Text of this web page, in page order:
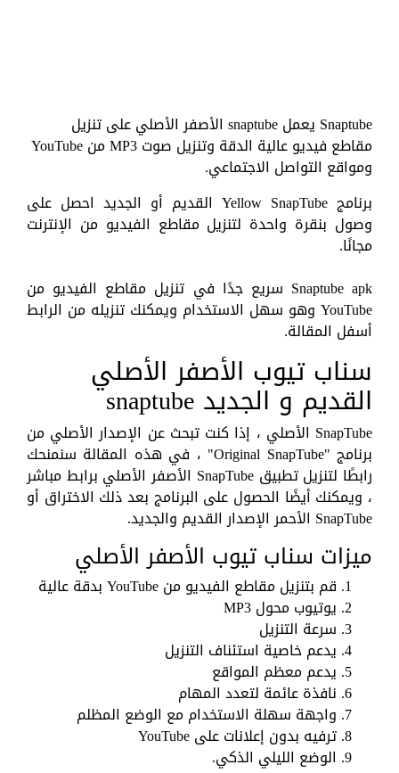
Snaptube يعمل snaptube الأصفر الأصلي على تنزيل
مقاطع فيديو عالية الدقة وتنزيل صوت MP3 من YouTube
ومواقع التواصل الاجتماعي.
برنامج Yellow SnapTube القديم أو الجديد احصل على
وصول بنقرة واحدة لتنزيل مقاطع الفيديو من الإنترنت
مجانًا.
Snaptube apk سريع جدًا في تنزيل مقاطع الفيديو من
YouTube وهو سهل الاستخدام ويمكنك تنزيله من الرابط
أسفل المقالة.
سناب تيوب الأصفر الأصلي
القديم و الجديد snaptube
SnapTube الأصلي ، إذا كنت تبحث عن الإصدار الأصلي من
برنامج "Original SnapTube" ، في هذه المقالة سنمنحك
رابطًا لتنزيل تطبيق SnapTube الأصفر الأصلي برابط مباشر
، ويمكنك أيضًا الحصول على البرنامج بعد ذلك الاختراق أو
SnapTube الأحمر الإصدار القديم والجديد.
ميزات سناب تيوب الأصفر الأصلي
قم بتنزيل مقاطع الفيديو من YouTube بدقة عالية
يوتيوب محول MP3
سرعة التنزيل
يدعم خاصية استئناف التنزيل
يدعم معظم المواقع
نافذة عائمة لتعدد المهام
واجهة سهلة الاستخدام مع الوضع المظلم
ترفيه بدون إعلانات على YouTube
الوضع الليلي الذكي.